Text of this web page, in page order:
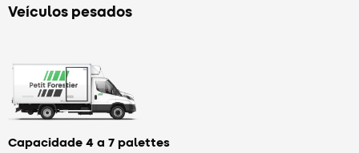
Veículos pesados
Capacidade 4 a 7 palettes